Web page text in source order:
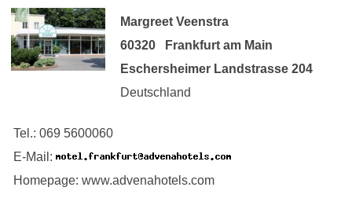
Margreet Veenstra
60320 Frankfurt am Main
Eschersheimer Landstrasse 204
Deutschland
Tel.: 069 5600060
E-Mail:
Homepage: www.advenahotels.com